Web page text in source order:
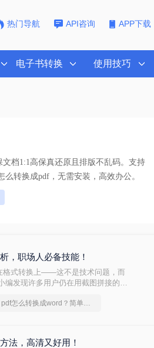
热门导航 API咨询 APP下载
电子书转换 使用技巧
档1:1高保真还原且排版不乱码。支持
么转换成pdf，无需安装，高效办公。
，职场人必备技能！
格式转换上——这不是技术问题，而
编发现许多用户仍在用截图拼接的原
pdf怎么转换成word？简单高效的恢复方法
法，高清又好用！